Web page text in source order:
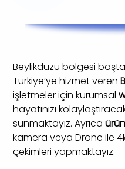
Beylikdüzü bölgesi
Türkiye’ye hizmet veren
işletmeler için kurumsal
hayatınızı
sunmaktayız. Ayrıca
kamera veya Drone ile
çekimleri yapmaktayız.